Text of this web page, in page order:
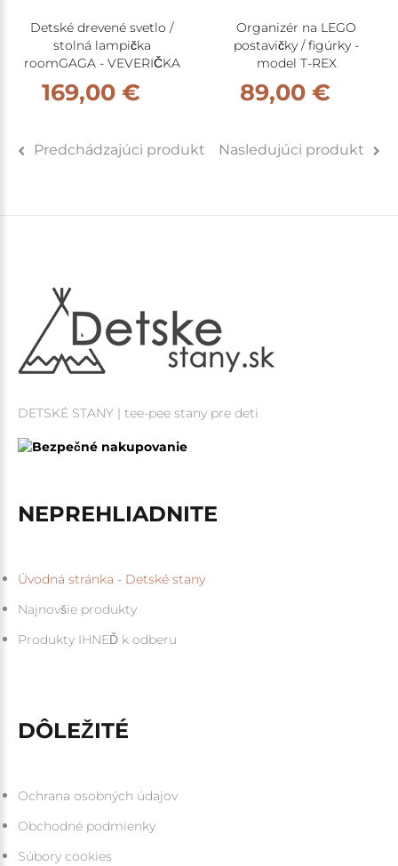
Detské drevené svetlo /
stolná lampička
roomGAGA - VEVERIČKA
169,00 €
Organizér na LEGO
postavičky / figúrky -
model T-REX
89,00 €
Predchádzajúci produkt Nasledujúci produkt
DETSKÉ STANY | tee-pee stany pre deti
NEPREHLIADNITE
Úvodná stránka - Detské stany
Najnovšie produkty
Produkty IHNEĎ k odberu
DÔLEŽITÉ
Ochrana osobných údajov
Obchodné podmienky
Súbory cookies